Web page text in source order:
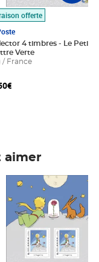
panier
offerte
4 timbres - Le Petit
Verte
/ France
aimer
7,50€